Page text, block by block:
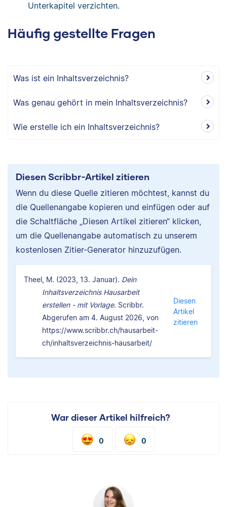
Unterkapitel verzichten.
Häufig gestellte Fragen
Was ist ein Inhaltsverzeichnis?
Was genau gehört in mein Inhaltsverzeichnis?
Wie erstelle ich ein Inhaltsverzeichnis?
Diesen Scribbr-Artikel zitieren
Wenn du diese Quelle zitieren möchtest, kannst du
die Quellenangabe kopieren und einfügen oder auf
die Schaltfläche „Diesen Artikel zitieren“ klicken,
um die Quellenangabe automatisch zu unserem
kostenlosen Zitier-Generator hinzuzufügen.
Theel, M. (2023, 13. Januar). Dein
Inhaltsverzeichnis Hausarbeit
erstellen - mit Vorlage. Scribbr.
Abgerufen am 4. August 2026, von
https://www.scribbr.ch/hausarbeit-
ch/inhaltsverzeichnis-hausarbeit/
Diesen
Artikel
zitieren
War dieser Artikel hilfreich?
0 0